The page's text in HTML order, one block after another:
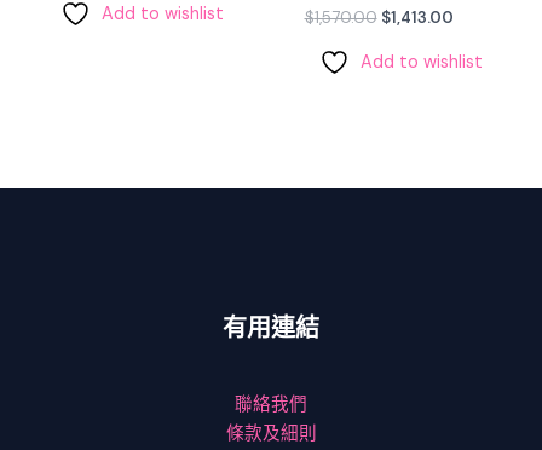
Add to wishlist $1,570.00 $1,413.00
Add to wishlist
有用連結
聯絡我們
條款及細則